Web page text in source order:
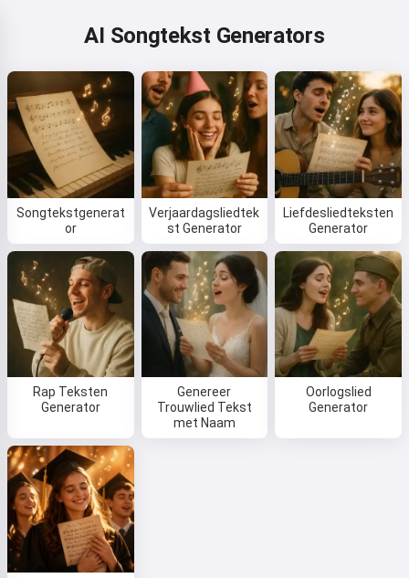
AI Songtekst Generators
Songtekstgenerat
or
Verjaardagsliedtek
st Generator
Liefdesliedteksten
Generator
Rap Teksten
Generator
Genereer
Trouwlied Tekst
met Naam
Oorlogslied
Generator